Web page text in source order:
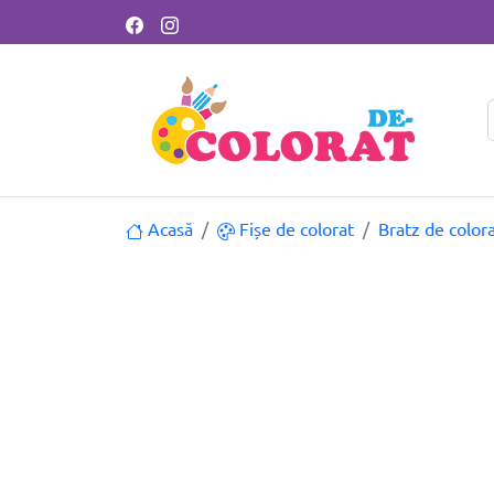
Acasă Fișe de colorat Bratz de